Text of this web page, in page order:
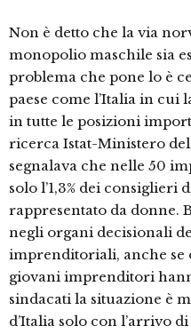
Non è detto che la via
monopolio maschile sia
problema che pone lo è
paese come l’Italia in cui
in tutte le posizioni
ricerca Istat-Ministero
segnalava che nelle 50
solo l’1,3% dei consiglieri
rappresentato da donne.
negli organi decisionali
imprenditoriali, anche se
giovani imprenditori
sindacati la situazione è
d’Italia solo con l’arrivo